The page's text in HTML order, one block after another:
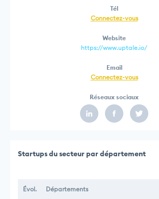
Tél
Connectez-vous
Website
https://www.uptale.io/
Email
Connectez-vous
Réseaux sociaux
Startups du secteur par département
Évol. Départements